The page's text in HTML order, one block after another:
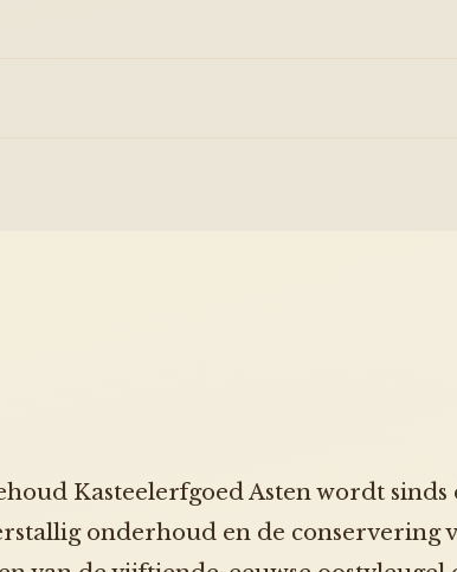
Kasteelerfgoed Asten wordt sinds
onderhoud en de conservering